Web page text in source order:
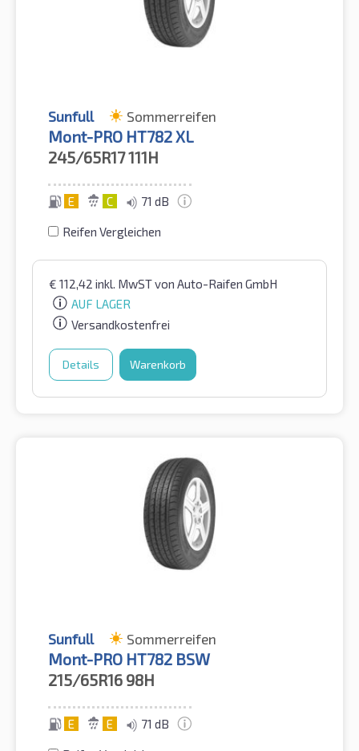
Sunfull Sommerreifen
Mont-PRO HT782 XL
245/65R17111H
E C 71 dB
Reifen Vergleichen
€ 112,42 inkl. MwSTvon Auto-Raifen GmbH
AUF LAGER
Versandkostenfrei
Details Warenkorb
Sunfull Sommerreifen
Mont-PRO HT782 BSW
215/65R16 98H
E E 71 dB